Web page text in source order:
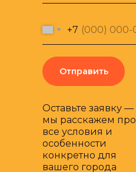
+7
Отправить
Оставьте заявку —
мы расскажем про
все условия и
особенности
конкретно для
вашего города